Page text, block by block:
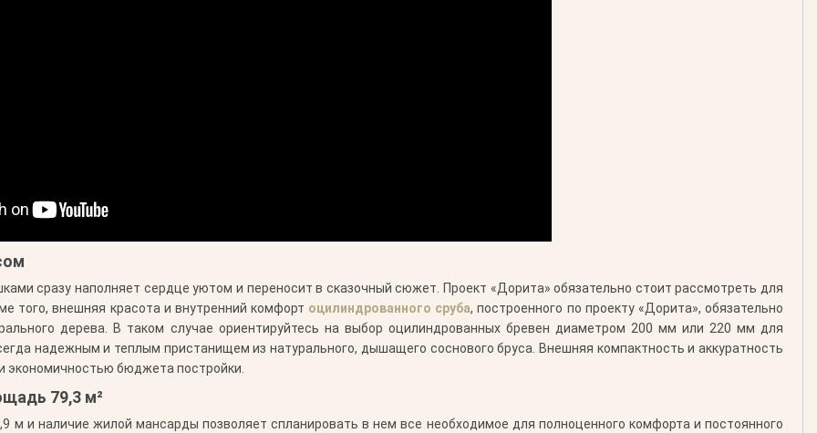
сразу наполняет сердце уютом и переносит в сказочный сюжет. Проект «Дорита» обязательно стоит рассмотреть для
того, внешняя красота и внутренний комфорт оцилиндрованного сруба, построенного по проекту «Дорита», обязательно
дерева. В таком случае ориентируйтесь на выбор оцилиндрованных бревен диаметром 200 мм или 220 мм для
надежным и теплым пристанищем из натурального, дышащего соснового бруса. Внешняя компактность и аккуратность
экономичностью бюджета постройки.
79,3 м²
м и наличие жилой мансарды позволяет спланировать в нем все необходимое для полноценного комфорта и постоянного